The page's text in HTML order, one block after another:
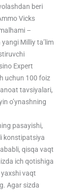
beri
Vicks
–
Milliy ta’lim
Expert
uchun 100 foiz
tavsiyalari,
o’ynashning
pasayishi,
konstipatsiya
qisqa vaqt
ich qotishiga
vaqt
Agar sizda